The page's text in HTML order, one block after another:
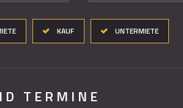
KAUF UNTERMIETE
TERMINE